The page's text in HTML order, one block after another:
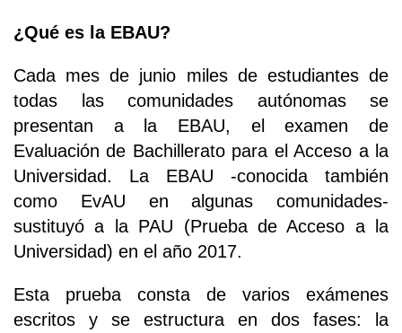
¿Qué es la EBAU?
Cada mes de junio miles de estudiantes de
todas las comunidades autónomas se
presentan a la EBAU, el examen de
Evaluación de Bachillerato para el Acceso a la
Universidad. La EBAU -conocida también
como EvAU en algunas comunidades-
sustituyó a la PAU (Prueba de Acceso a la
Universidad) en el año 2017.
Esta prueba consta de varios exámenes
escritos y se estructura en dos fases: la